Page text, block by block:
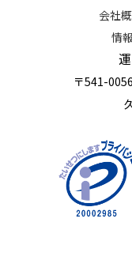
会社
情
〒541-